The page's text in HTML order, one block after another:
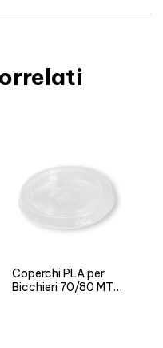
Coperchi PLA per
Bicchieri 70/80 MTB